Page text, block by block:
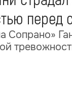
перед
Сопрано»